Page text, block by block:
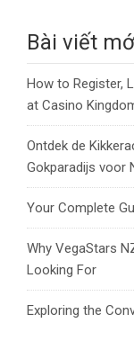
Bài viết
How to Register,
at Casino
Ontdek de
Gokparadijs voor
Your Complete
Why VegaStars
Looking For
Exploring the